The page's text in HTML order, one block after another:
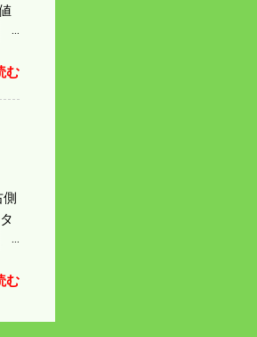
言
む
側
む